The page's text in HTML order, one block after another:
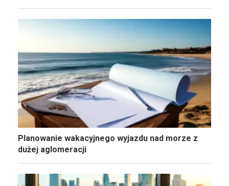
Planowanie wakacyjnego wyjazdu nad morze z
dużej aglomeracji